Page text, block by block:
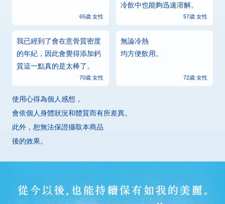
65歳 女性
冷飲中也能夠迅速溶解。
57歳 女性
我已經到了會在意骨質密度
的年紀，因此會覺得添加鈣
質這一點真的是太棒了。
70歳 女性
無論冷熱
均方便飲用。
72歳 女性
使用心得為個人感想，
會依個人身體狀況和體質而有所差異。
此外，恕無法保證攝取本商品
後的效果。